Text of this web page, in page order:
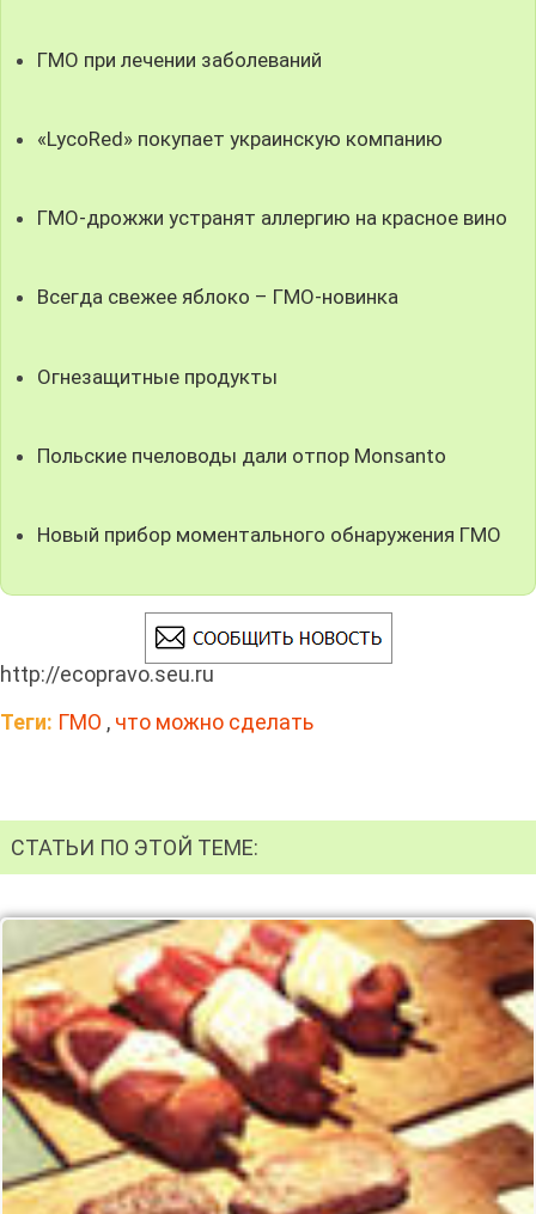
ГМО при лечении заболеваний
«LycoRed» покупает украинскую компанию
ГМО-дрожжи устранят аллергию на красное вино
Всегда свежее яблоко – ГМО-новинка
Огнезащитные продукты
Польские пчеловоды дали отпор Monsanto
Новый прибор моментального обнаружения ГМО
http://ecopravo.seu.ru
Теги: ГМО , что можно сделать
СТАТЬИ ПО ЭТОЙ ТЕМЕ: